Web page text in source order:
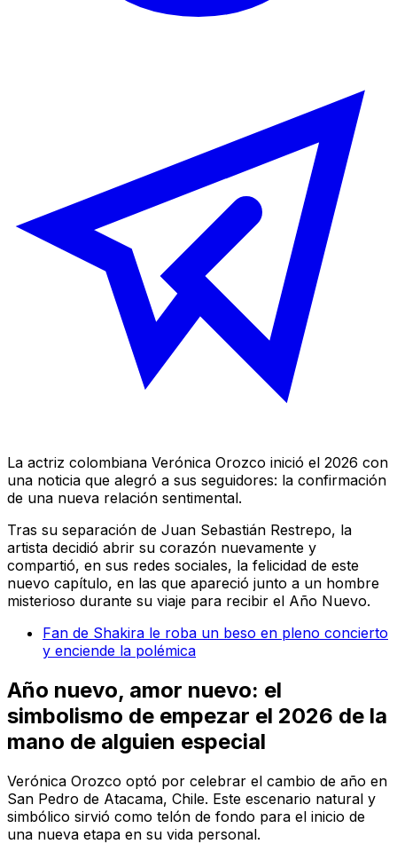
La actriz colombiana Verónica Orozco inició el 2026 con
una noticia que alegró a sus seguidores: la confirmación
de una nueva relación sentimental.
Tras su separación de Juan Sebastián Restrepo, la
artista decidió abrir su corazón nuevamente y
compartió, en sus redes sociales, la felicidad de este
nuevo capítulo, en las que apareció junto a un hombre
misterioso durante su viaje para recibir el Año Nuevo.
Fan de Shakira le roba un beso en pleno concierto
y enciende la polémica
Año nuevo, amor nuevo: el
simbolismo de empezar el 2026 de la
mano de alguien especial
Verónica Orozco optó por celebrar el cambio de año en
San Pedro de Atacama, Chile. Este escenario natural y
simbólico sirvió como telón de fondo para el inicio de
una nueva etapa en su vida personal.